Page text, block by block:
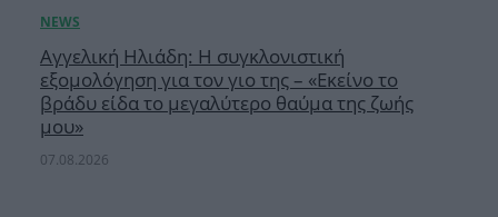
Αγγελική Ηλιάδη: Η συγκλονιστική
εξομολόγηση για τον γιο της – «Εκείνο το
βράδυ είδα το μεγαλύτερο θαύμα της ζωής
μου»
07.08.2026